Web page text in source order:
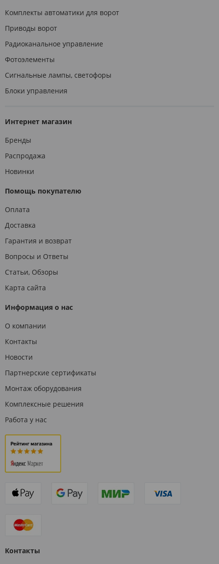
Комплекты автоматики для ворот
Приводы ворот
Радиоканальное управление
Фотоэлементы
Сигнальные лампы, светофоры
Блоки управления
Интернет магазин
Бренды
Распродажа
Новинки
Помощь покупателю
Оплата
Доставка
Гарантия и возврат
Вопросы и Ответы
Статьи, Обзоры
Карта сайта
Информация о нас
О компании
Контакты
Новости
Партнерские сертификаты
Монтаж оборудования
Комплексные решения
Работа у нас
Контакты